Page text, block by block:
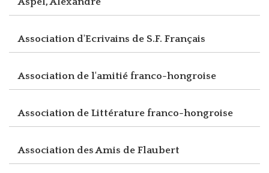
Association d'Ecrivains de S.F. Français
Association de l'amitié franco-hongroise
Association de Littérature franco-hongroise
Association des Amis de Flaubert